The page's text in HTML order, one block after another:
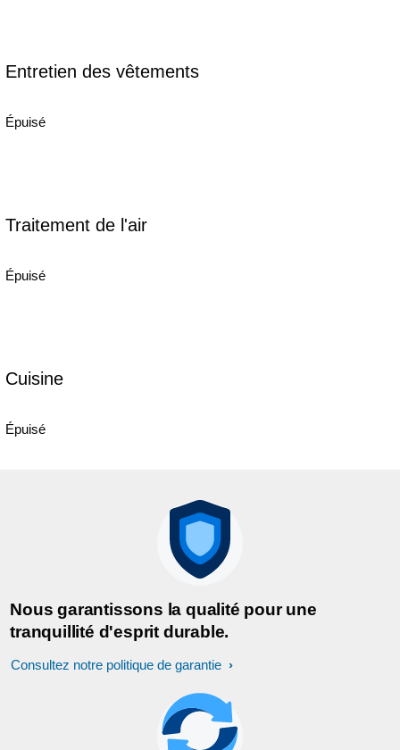
Entretien des vêtements
Épuisé
Traitement de l'air
Épuisé
Cuisine
Épuisé
Nous garantissons la qualité pour une
tranquillité d'esprit durable.
Consultez notre politique de garantie